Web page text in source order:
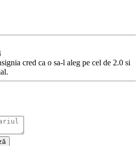
cred ca o sa-l aleg pe cel de 2.0 si